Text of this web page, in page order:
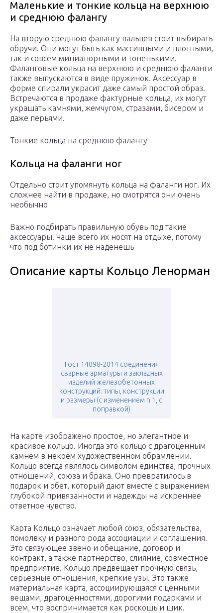
Маленькие и тонкие кольца на верхнюю
и среднюю фалангу
На вторую среднюю фалангу пальцев стоит выбирать
обручи. Они могут быть как массивными и плотными,
так и совсем миниатюрными и тоненькими.
Фаланговые кольца на верхнюю и среднюю фаланги
также выпускаются в виде пружинок. Аксессуар в
форме спирали украсит даже самый простой образ.
Встречаются в продаже фактурные кольца, их могут
украшать камнями, жемчугом, стразами, бисером и
даже перьями.
Тонкие кольца на среднюю фалангу
Кольца на фаланги ног
Отдельно стоит упомянуть кольца на фаланги ног. Их
сложнее найти в продаже, но смотрятся они очень
необычно
Важно подбирать правильную обувь под такие
аксессуары. Чаще всего их носят на отдыхе, потому
что под ботинки их не наденешь
Описание карты Кольцо Ленорман
Гост 14098-2014 соединения
сварные арматуры и закладных
изделий железобетонных
конструкций. типы, конструкции
и размеры (с изменением n 1, с
поправкой)
На карте изображено простое, но элегантное и
красивое кольцо. Иногда это кольцо с драгоценным
камнем в некоем художественном обрамлении.
Кольцо всегда являлось символом единства, прочных
отношений, союза и брака. Оно превратилось в
подарок и обет, который дают вместе с выражением
глубокой привязанности и надежды на искреннее
ответное чувство.
Карта Кольцо означает любой союз, обязательства,
помолвку и разного рода ассоциации и соглашения.
Это связующее звено и обещание, договор и
контракт, а также партнерство, слияние, совместное
предприятие. Кольцо предвещает прочную связь,
серьезные отношения, крепкие узы. Это также
материальная карта, ассоциирующаяся с ценными
вещами, драгоценностями, дорогими подарками и
всем, что воспринимается как роскошь и шик.